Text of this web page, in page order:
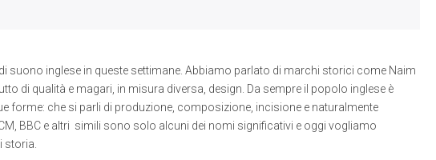
suono inglese in queste settimane. Abbiamo parlato di marchi storici come Naim
di qualità e magari, in misura diversa, design. Da sempre il popolo inglese è
forme: che si parli di produzione, composizione, incisione e naturalmente
BBC e altri simili sono solo alcuni dei nomi significativi e oggi vogliamo
storia.